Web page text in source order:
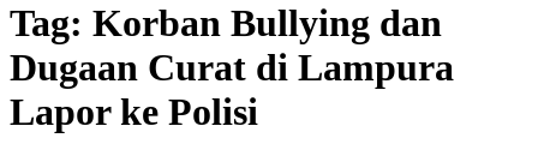
Tag: Korban Bullying dan
Dugaan Curat di Lampura
Lapor ke Polisi